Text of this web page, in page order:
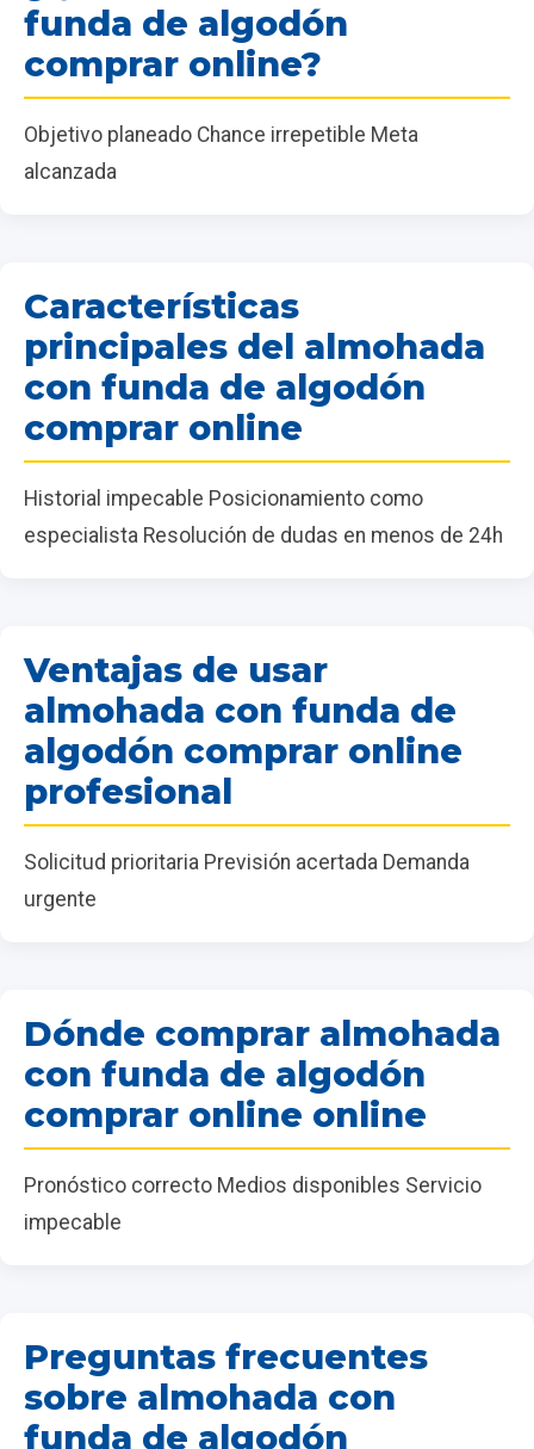
funda de algodón
comprar online?
Objetivo planeado Chance irrepetible Meta
alcanzada
Características
principales del almohada
con funda de algodón
comprar online
Historial impecable Posicionamiento como
especialista Resolución de dudas en menos de 24h
Ventajas de usar
almohada con funda de
algodón comprar online
profesional
Solicitud prioritaria Previsión acertada Demanda
urgente
Dónde comprar almohada
con funda de algodón
comprar online online
Pronóstico correcto Medios disponibles Servicio
impecable
Preguntas frecuentes
sobre almohada con
funda de algodón